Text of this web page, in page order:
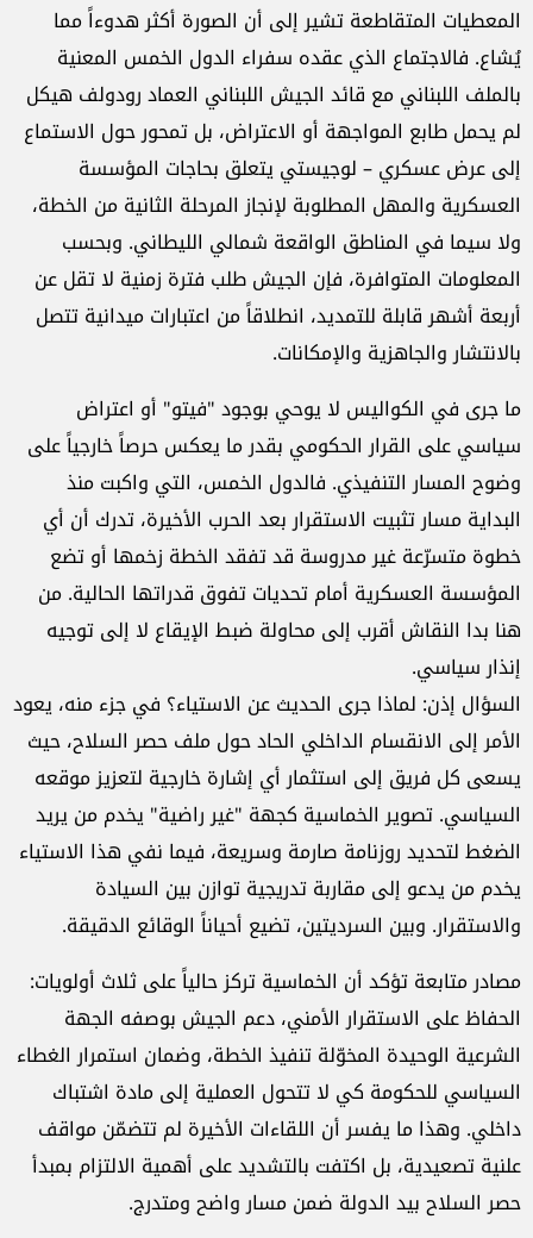
المعطيات المتقاطعة تشير إلى أن الصورة أكثر هدوءاً مما
يُشاع. فالاجتماع الذي عقده سفراء الدول الخمس المعنية
بالملف اللبناني مع قائد الجيش اللبناني العماد رودولف هيكل
لم يحمل طابع المواجهة أو الاعتراض، بل تمحور حول الاستماع
إلى عرض عسكري – لوجيستي يتعلق بحاجات المؤسسة
العسكرية والمهل المطلوبة لإنجاز المرحلة الثانية من الخطة،
ولا سيما في المناطق الواقعة شمالي الليطاني. وبحسب
المعلومات المتوافرة، فإن الجيش طلب فترة زمنية لا تقل عن
أربعة أشهر قابلة للتمديد، انطلاقاً من اعتبارات ميدانية تتصل
بالانتشار والجاهزية والإمكانات.
ما جرى في الكواليس لا يوحي بوجود "فيتو" أو اعتراض
سياسي على القرار الحكومي بقدر ما يعكس حرصاً خارجياً على
وضوح المسار التنفيذي. فالدول الخمس، التي واكبت منذ
البداية مسار تثبيت الاستقرار بعد الحرب الأخيرة، تدرك أن أي
خطوة متسرّعة غير مدروسة قد تفقد الخطة زخمها أو تضع
المؤسسة العسكرية أمام تحديات تفوق قدراتها الحالية. من
هنا بدا النقاش أقرب إلى محاولة ضبط الإيقاع لا إلى توجيه
إنذار سياسي.
السؤال إذن: لماذا جرى الحديث عن الاستياء؟ في جزء منه، يعود
الأمر إلى الانقسام الداخلي الحاد حول ملف حصر السلاح، حيث
يسعى كل فريق إلى استثمار أي إشارة خارجية لتعزيز موقعه
السياسي. تصوير الخماسية كجهة "غير راضية" يخدم من يريد
الضغط لتحديد روزنامة صارمة وسريعة، فيما نفي هذا الاستياء
يخدم من يدعو إلى مقاربة تدريجية توازن بين السيادة
والاستقرار. وبين السرديتين، تضيع أحياناً الوقائع الدقيقة.
مصادر متابعة تؤكد أن الخماسية تركز حالياً على ثلاث أولويات:
الحفاظ على الاستقرار الأمني، دعم الجيش بوصفه الجهة
الشرعية الوحيدة المخوّلة تنفيذ الخطة، وضمان استمرار الغطاء
السياسي للحكومة كي لا تتحول العملية إلى مادة اشتباك
داخلي. وهذا ما يفسر أن اللقاءات الأخيرة لم تتضمّن مواقف
علنية تصعيدية، بل اكتفت بالتشديد على أهمية الالتزام بمبدأ
حصر السلاح بيد الدولة ضمن مسار واضح ومتدرج.